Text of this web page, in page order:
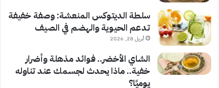
سلطة الديتوكس المنعشة: وصفة خفيفة
تدعم الحيوية والهضم في الصيف
أبريل 28, 2026
الشاي الأخضر.. فوائد مذهلة وأضرار
خفية.. ماذا يحدث لجسمك عند تناوله
يوميًا؟